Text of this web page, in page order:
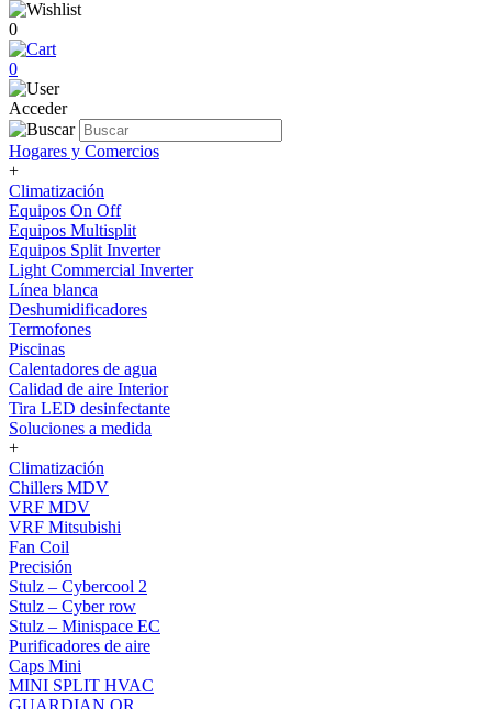
0
0
Acceder
Hogares y Comercios
+
Climatización
Equipos On Off
Equipos Multisplit
Equipos Split Inverter
Light Commercial Inverter
Línea blanca
Deshumidificadores
Termofones
Piscinas
Calentadores de agua
Calidad de aire Interior
Tira LED desinfectante
Soluciones a medida
+
Climatización
Chillers MDV
VRF MDV
VRF Mitsubishi
Fan Coil
Precisión
Stulz – Cybercool 2
Stulz – Cyber row
Stulz – Minispace EC
Purificadores de aire
Caps Mini
MINI SPLIT HVAC
GUARDIAN QR